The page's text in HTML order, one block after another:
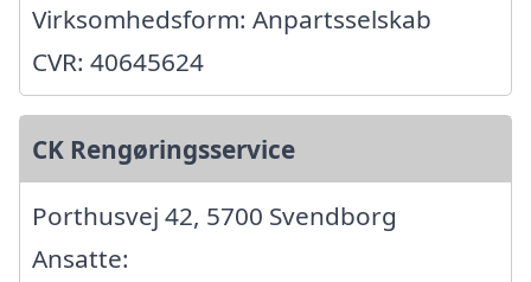
Virksomhedsform: Anpartsselskab
CVR: 40645624
CK Rengøringsservice
Porthusvej 42, 5700 Svendborg
Ansatte: